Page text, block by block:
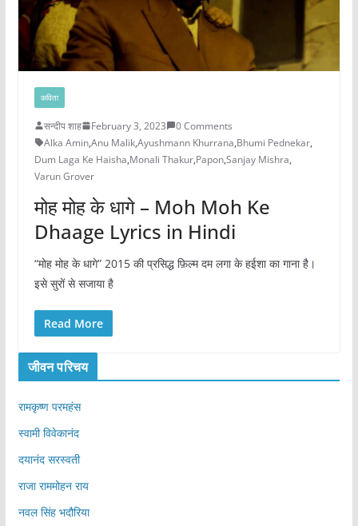
कविता
सन्दीप शाह February 3, 2023
0 Comments
Alka Amin,Anu Malik,Ayushmann Khurrana,Bhumi Pednekar,
Dum Laga Ke Haisha,Monali Thakur,Papon,Sanjay Mishra,
Varun Grover
मोह मोह के धागे – Moh Moh Ke
Dhaage Lyrics in Hindi
“मोह मोह के धागे” 2015 की प्रसिद्ध फ़िल्म दम लगा के हईशा का गाना है।
इसे सुरों से सजाया है
Read More
जीवन परिचय
रामकृष्ण परमहंस
स्वामी विवेकानंद
दयानंद सरस्वती
राजा राममोहन राय
नवल सिंह भदौरिया